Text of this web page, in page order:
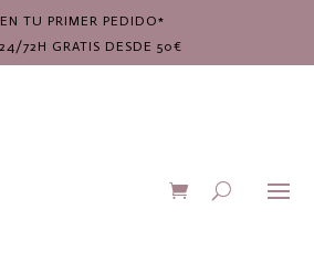
TU PRIMER PEDIDO*
72H GRATIS DESDE 50€